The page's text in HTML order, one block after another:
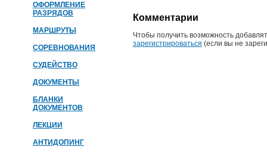
ОФОРМЛЕНИЕ
РАЗРЯДОВ
МАРШРУТЫ
СОРЕВНОВАНИЯ
СУДЕЙСТВО
ДОКУМЕНТЫ
БЛАНКИ
ДОКУМЕНТОВ
ЛЕКЦИИ
АНТИДОПИНГ
Комментарии
Чтобы получить возможность
зарегистрироваться (если вы не